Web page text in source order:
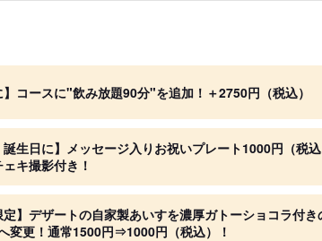
】コースに"飲み放題90分"を追加！＋2750円（税込）
誕生日に】メッセージ入りお祝いプレート1000円（税
キ撮影付き！
定】デザートの自家製あいすを濃厚ガトーショコラ付
変更！通常1500円⇒1000円（税込）！